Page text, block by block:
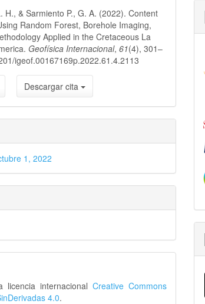
H., & Sarmiento P., G. A. (2022). Content
Random Forest, Borehole Imaging,
Applied in the Cretaceous La
Geofísica Internacional,61(4), 301–
igeof.00167169p.2022.61.4.2113
Descargar cita
1, 2022
licencia internacionalCreative Commons
4.0.